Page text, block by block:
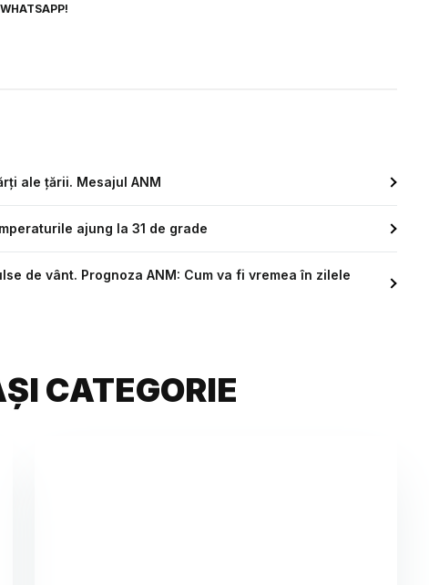
ale țării. Mesajul ANM
ajung la 31 de grade
de vânt. Prognoza ANM: Cum va fi vremea în zilele
CATEGORIE